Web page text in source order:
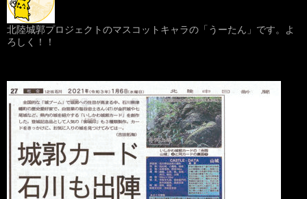
北陸城郭プロジェクトのマスコットキャラの「うーたん」です。よ
ろしく！！